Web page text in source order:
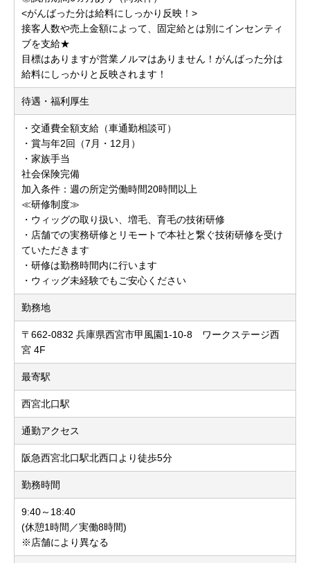
<がんばった分は給料にしっかり反映！>
接客人数や売上金額によって、固定給とは別にインセンティ
ブを支給★
目標はありますが営業ノルマはありません！がんばった分は
給料にしっかりと反映されます！
待遇・福利厚生
・交通費全額支給（車通勤相談可）
・賞与年2回（7月・12月）
・家族手当
社会保険完備
加入条件：週の所定労働時間20時間以上
≪研修制度≫
・ウィッグの取り扱い、増毛、育毛の技術研修
・店舗での実務研修とリモートで本社と繋ぐ技術研修を受け
ていただきます
・研修は勤務時間内に行います
・ウィッグ未経験でもご安心ください
勤務地
〒662-0832 兵庫県西宮市甲風園1-10-8 ワークステージ西
宮 4F
最寄駅
西宮北口駅
通勤アクセス
阪急西宮北口駅北西口より徒歩5分
勤務時間
9:40～18:40
(休憩1時間／実働8時間)
※店舗により異なる